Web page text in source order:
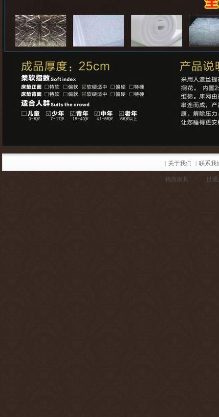
梅西家具 世
| 关于我们 | 联系我